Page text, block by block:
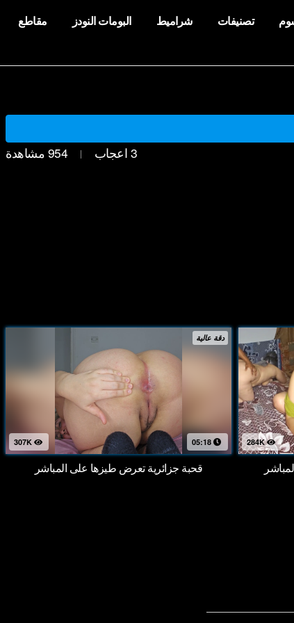
مقاطع البومات النودز شراميط تصنيفات
954 مشاهدة | 3 اعجاب
دقة عالية
05:18
قحبة جزائرية تعرض طيزها على المباشر
284K